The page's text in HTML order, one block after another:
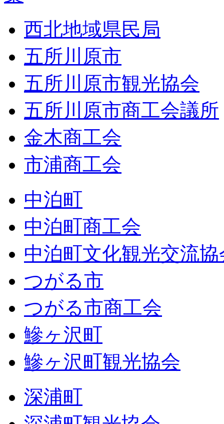
西北地域県民局
五所川原市
五所川原市観光協会
五所川原市商工会議所
金木商工会
市浦商工会
中泊町
中泊町商工会
中泊町文化観光交流協
つがる市
つがる市商工会
鰺ヶ沢町
鰺ヶ沢町観光協会
深浦町